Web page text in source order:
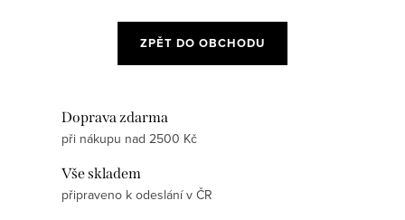
ZPĚT DO OBCHODU
Doprava zdarma
při nákupu nad 2500 Kč
Vše skladem
připraveno k odeslání v ČR